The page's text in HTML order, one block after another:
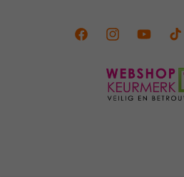
FacebookInstagramYouTube